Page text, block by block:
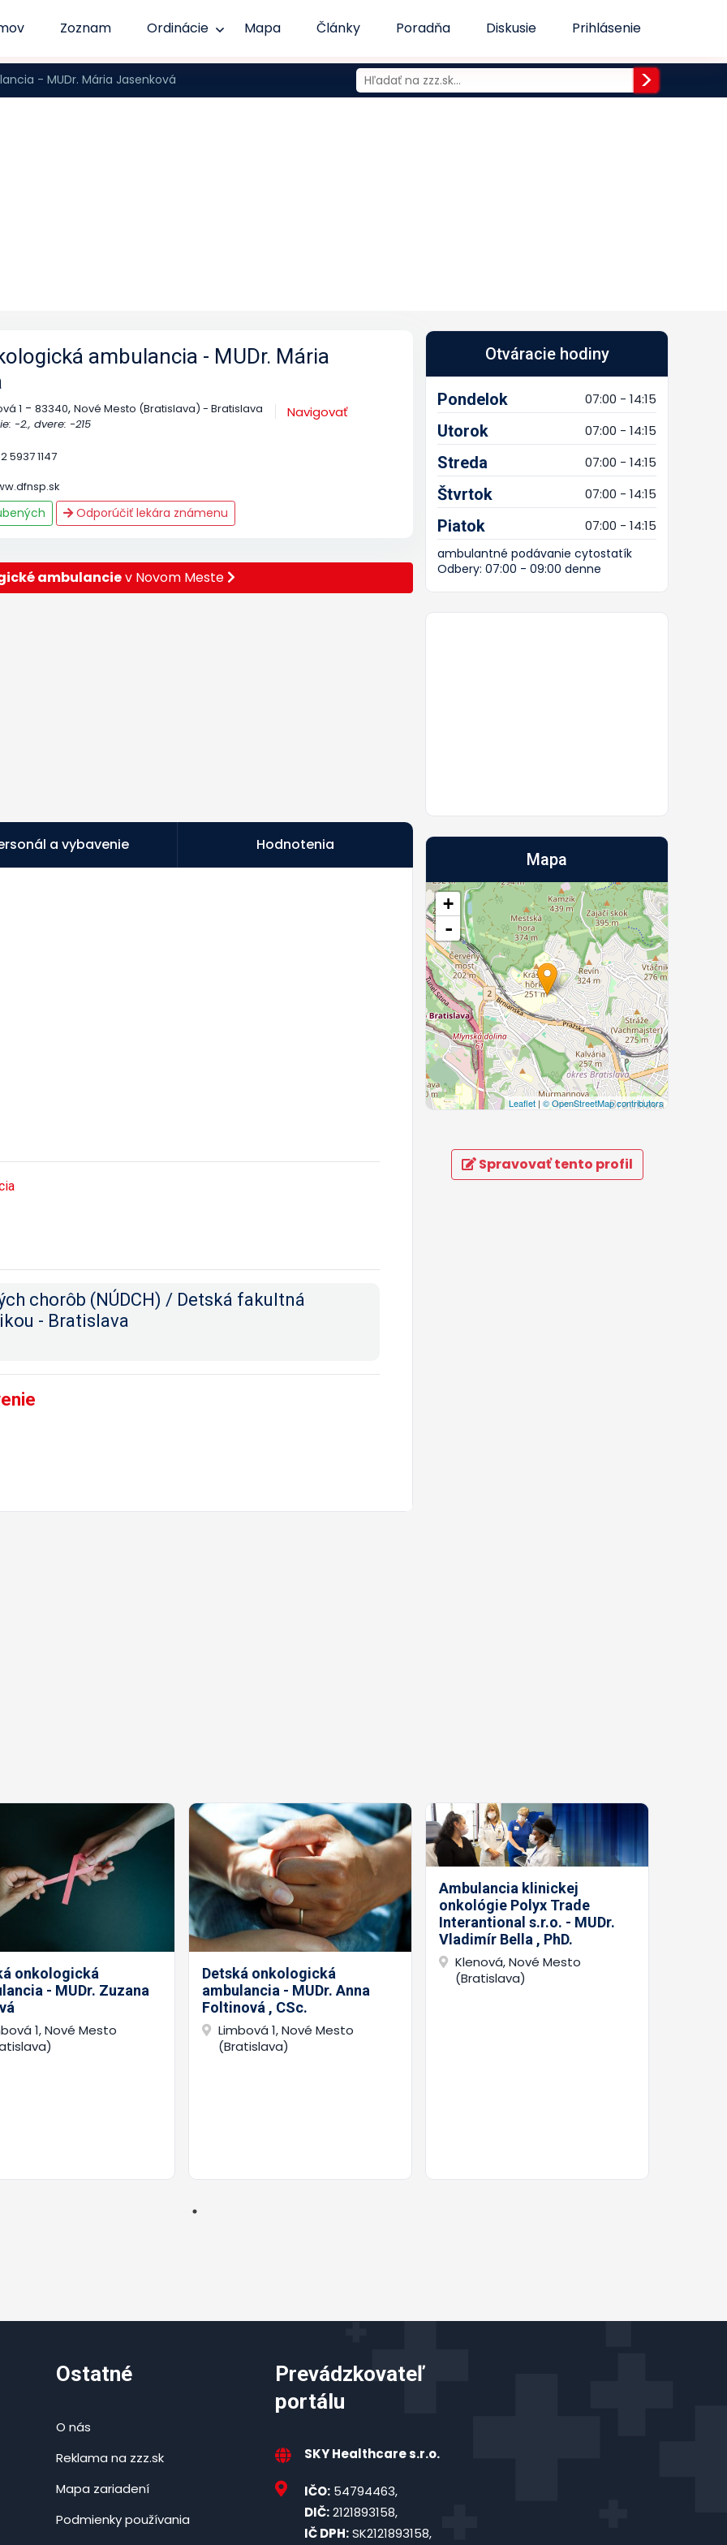
Zoznam Ordinácie Mapa Články Poradňa Diskusie Prihlásenie
- MUDr. Mária Jasenková
ambulancia - MUDr. Mária
1 - 83340, Nové Mesto (Bratislava) - Bratislava
-2., dvere: -215
5937 1147
Odporúčiť lekára známenu
Navigovať
ambulanciev Novom Meste
a vybavenie Hodnotenia
chorôb (NÚDCH) / Detská fakultná
- Bratislava
Otváracie hodiny
Pondelok 07:00 - 14:15
Utorok 07:00 - 14:15
Streda 07:00 - 14:15
Štvrtok 07:00 - 14:15
Piatok 07:00 - 14:15
ambulantné podávanie cytostatík
Odbery: 07:00 - 09:00 denne
Mapa
+
-
Leaflet | © OpenStreetMap contributors
Spravovať tento profil
onkologická
- MUDr. Zuzana
1, Nové Mesto
Detská onkologická
ambulancia - MUDr. Anna
Foltinová , CSc.
Limbová 1, Nové Mesto
(Bratislava)
Ambulancia klinickej
onkológie Polyx Trade
Interantional s.r.o. - MUDr.
Vladimír Bella , PhD.
Klenová, Nové Mesto
(Bratislava)
Ostatné
O nás
Reklama na zzz.sk
Mapa zariadení
Podmienky používania
Prevádzkovateľ
portálu
SKY Healthcare s.r.o.
IČO: 54794463,
DIČ:2121893158,
IČ DPH:SK2121893158,